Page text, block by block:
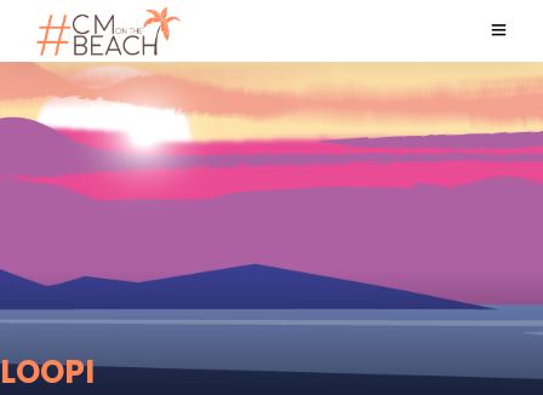
LOOPI